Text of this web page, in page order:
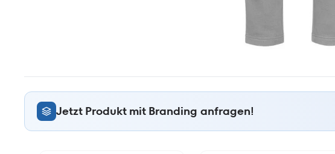
Jetzt Produkt mit Branding anfragen!